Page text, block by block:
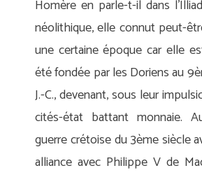
Homère en parle-t-il dans
néolithique, elle connut peut-
une certaine époque car elle
été fondée par les Doriens au
J.-C., devenant, sous leur
cités-état battant monnaie.
guerre crétoise du 3ème siècle
alliance avec Philippe V de